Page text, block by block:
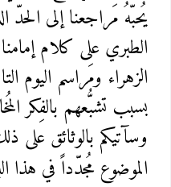
يُحبّهُ مَراجعنا إلى الحدّ
الطبري على كلام
الزهراء ومَراسم اليوم
بسبب تشبُّعهم بالفِكر
وسآتيكم بالوثائق
الموضوع مُجدّداً في هذا